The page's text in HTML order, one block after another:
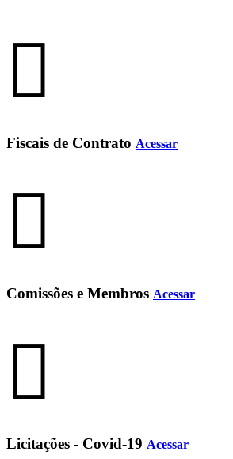
Fiscais de Contrato Acessar
Comissões e Membros Acessar
Licitações - Covid-19 Acessar